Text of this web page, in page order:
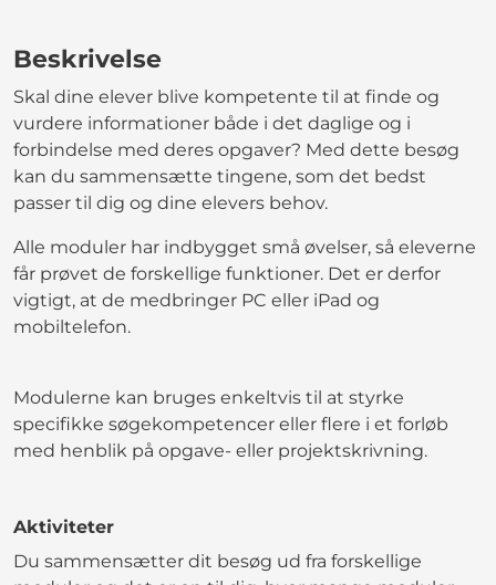
Beskrivelse
Skal dine elever blive kompetente til at finde og
vurdere informationer både i det daglige og i
forbindelse med deres opgaver? Med dette besøg
kan du sammensætte tingene, som det bedst
passer til dig og dine elevers behov.
Alle moduler har indbygget små øvelser, så eleverne
får prøvet de forskellige funktioner. Det er derfor
vigtigt, at de medbringer PC eller iPad og
mobiltelefon.
Modulerne kan bruges enkeltvis til at styrke
specifikke søgekompetencer eller flere i et forløb
med henblik på opgave- eller projektskrivning.
Aktiviteter
Du sammensætter dit besøg ud fra forskellige